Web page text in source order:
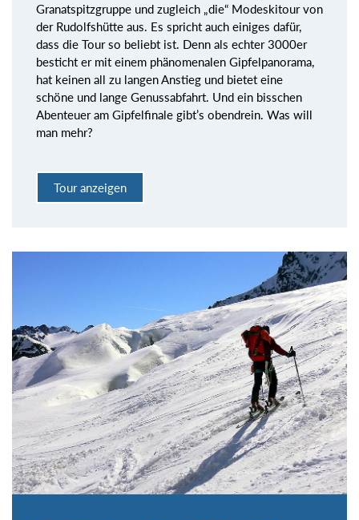
Granatspitzgruppe und zugleich „die“ Modeskitour von
der Rudolfshütte aus. Es spricht auch einiges dafür,
dass die Tour so beliebt ist. Denn als echter 3000er
besticht er mit einem phänomenalen Gipfelpanorama,
hat keinen all zu langen Anstieg und bietet eine
schöne und lange Genussabfahrt. Und ein bisschen
Abenteuer am Gipfelfinale gibt’s obendrein. Was will
man mehr?
Tour anzeigen